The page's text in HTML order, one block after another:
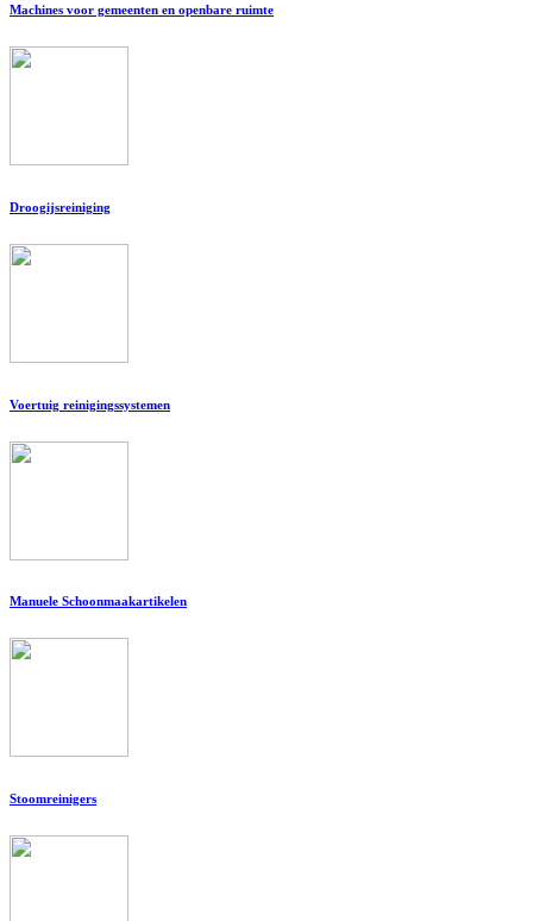
Machines voor gemeenten en openbare ruimte
Droogijsreiniging
Voertuig reinigingssystemen
Manuele Schoonmaakartikelen
Stoomreinigers